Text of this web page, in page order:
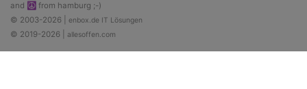
and ☮ from hamburg ;-)
© 2003-2026 | enbox.de IT Lösungen
© 2019-2026 | allesoffen.com